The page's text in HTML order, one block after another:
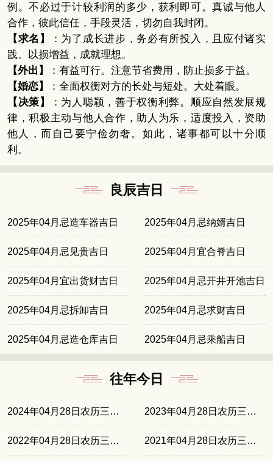
例。不必过于计较利润的多少，获利即可。真诚与他人
合作，彼此信任，手段灵活，切勿自我封闭。
【求名】
：为了成长进步，务必有所投入，且应付诸实
践。以损增益，成就理想。
【外出】
：有益可行。注意节省费用，防止损多于益。
【婚恋】
：全面权衡对方的长处与短处。大处着眼。
【决策】
：为人聪颖，善于权衡利弊。顺应自然发展规
律，积极主动与他人合作，助人为乐，适度投入，资助
他人，而自己要宁俭勿奢。如此，诸事都可以十分顺
利。
良辰吉日
2025年04月忌造车器吉日 2025年04月忌纳婿吉日
2025年04月忌见贵吉日 2025年04月宜合脊吉日
2025年04月宜出货财吉日 2025年04月忌开井开池吉日
2025年04月忌拆卸吉日 2025年04月忌求财吉日
2025年04月忌造仓库吉日 2025年04月忌乘船吉日
往年今日
2024年04月28日农历三月二十 2023年04月28日农历三月初九
2022年04月28日农历三月廿八 2021年04月28日农历三月十七